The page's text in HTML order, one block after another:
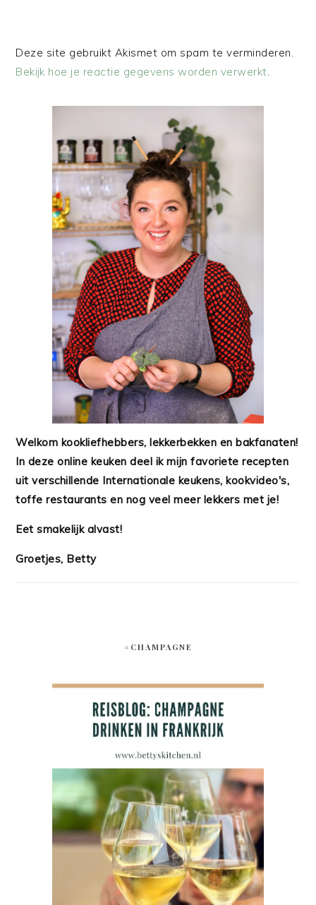
Deze site gebruikt Akismet om spam te verminderen.
Bekijk hoe je reactie gegevens worden verwerkt.
Welkom kookliefhebbers, lekkerbekken en bakfanaten!
In deze online keuken deel ik mijn favoriete recepten
uit verschillende Internationale keukens, kookvideo's,
toffe restaurants en nog veel meer lekkers met je!
Eet smakelijk alvast!
Groetjes, Betty
#CHAMPAGNE